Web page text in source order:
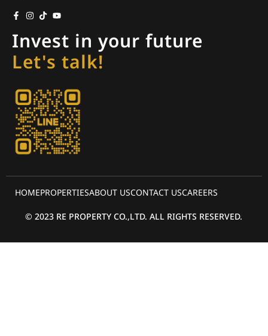
Invest in your future
Let's talk!
HOMEPROPERTIESABOUT USCONTACT USCAREERS
© 2023 RE PROPERTY CO.,LTD. ALL RIGHTS RESERVED.